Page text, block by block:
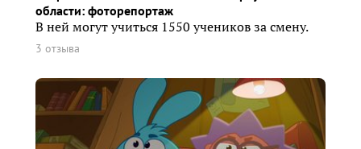
области: фоторепортаж
В ней могут учиться 1550 учеников за смену.
3 отзыва